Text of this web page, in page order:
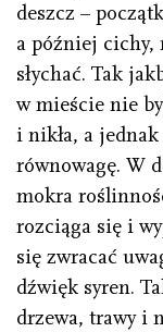
deszcz –
a później
słychać. Tak
w mieście nie
i nikła, a
równowagę. W
mokra
rozciąga się i
się zwracać
dźwięk syren.
drzewa, trawy i